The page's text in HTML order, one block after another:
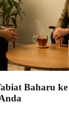
Baharu